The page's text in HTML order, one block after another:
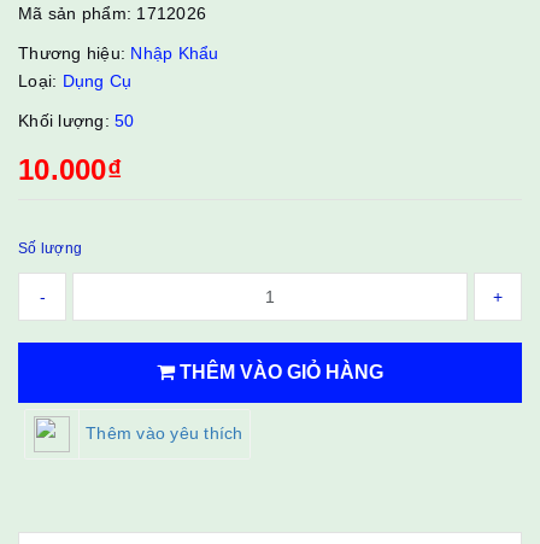
Mã sản phẩm: 1712026
Thương hiệu: Nhập Khẩu
Loại: Dụng Cụ
Khối lượng: 50
10.000₫
Số lượng
- +
THÊM VÀO GIỎ HÀNG
Thêm vào yêu thích